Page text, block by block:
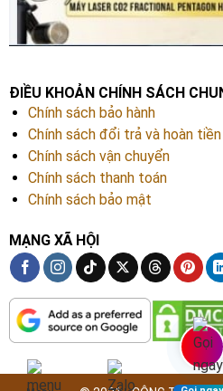
ĐIỀU KHOẢN CHÍNH SÁCH
Chính sách bảo hành
Chính sách đổi trả và hoàn tiền
Chính sách vận chuyển
Chính sách thanh toán
Chính sách bảo mật
MẠNG XÃ HỘI